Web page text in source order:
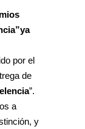
por el
de
”.
a
y